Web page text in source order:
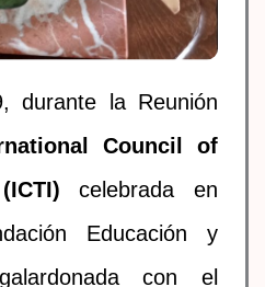
durante la Reunión
Council of
celebrada en
Educación y
con el